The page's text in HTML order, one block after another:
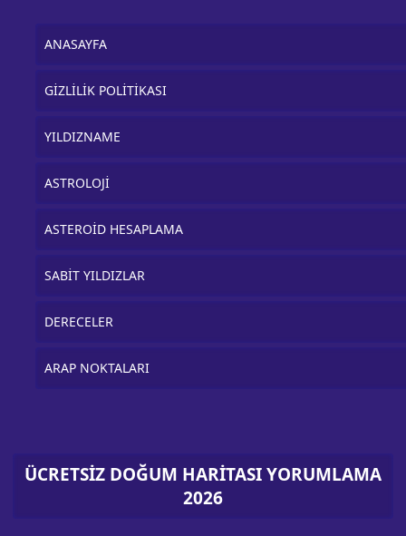
ANASAYFA
GİZLİLİK POLİTİKASI
YILDIZNAME
ASTROLOJİ
ASTEROİD HESAPLAMA
SABİT YILDIZLAR
DERECELER
ARAP NOKTALARI
ÜCRETSİZ DOĞUM HARİTASI YORUMLAMA
2026